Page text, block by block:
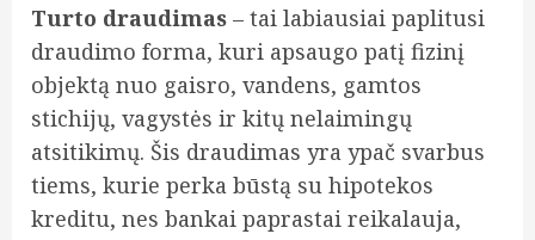
Turto draudimas – tai labiausiai paplitusi
draudimo forma, kuri apsaugo patį fizinį
objektą nuo gaisro, vandens, gamtos
stichijų, vagystės ir kitų nelaimingų
atsitikimų. Šis draudimas yra ypač svarbus
tiems, kurie perka būstą su hipotekos
kreditu, nes bankai paprastai reikalauja,